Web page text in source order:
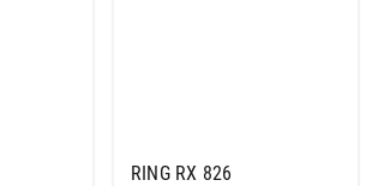
RING RX 826